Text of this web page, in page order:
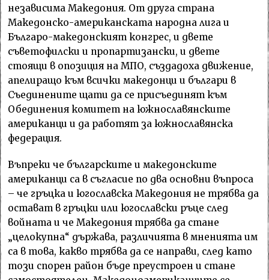
независима Македония. От друга страна
Македонско-американската народна лига и
Българо-македонският конгрес, и двете
съветофилски и пропартизански, и двете
стоящи в опозиция на МПО, създадоха движение,
апелиращо към всички македонци и българи в
Съединените щати да се присъединят към
Обединения комитет на южнославянските
американци и да работят за южнославянска
федерация.
Въпреки че българските и македонските
американци са в съгласие по два основни въпроса
– че гръцка и югославска Македония не трябва да
остават в гръцки или югославски ръце след
войната и че Македония трябва да стане
„целокупна“ държава, различията в мненията им
са в това, какво трябва да се направи, след като
този спорен район бъде преустроен и стане